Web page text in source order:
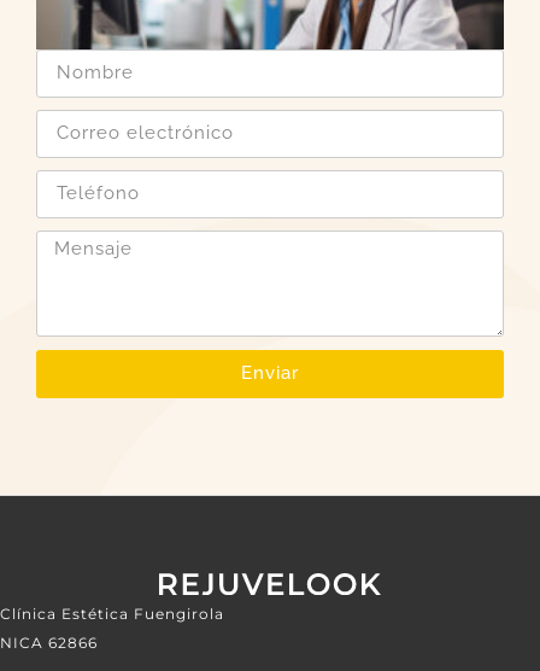
Enviar
Clínica Estética Fuengirola
NICA 62866